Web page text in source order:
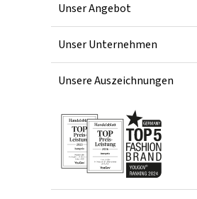
Unser Angebot
Unser Unternehmen
Unsere Auszeichnungen